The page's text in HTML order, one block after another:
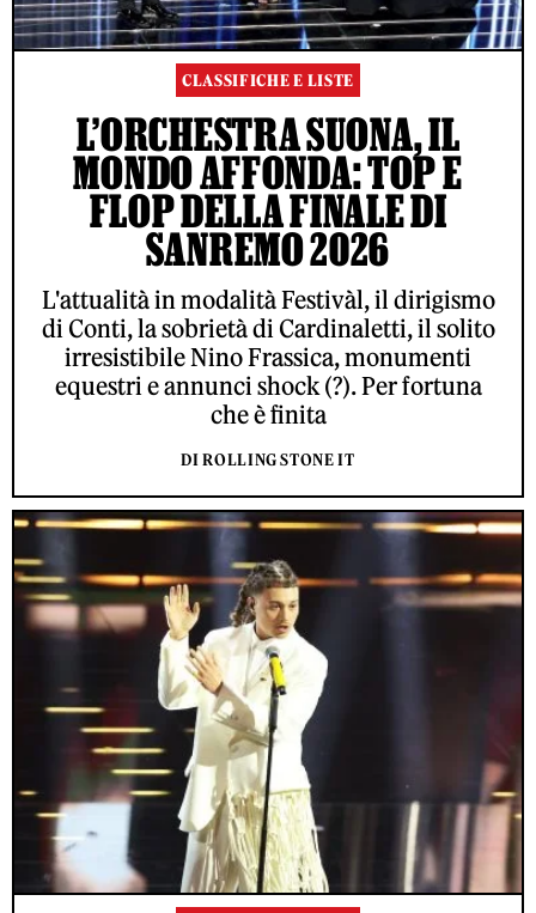
CLASSIFICHE E LISTE
L’ORCHESTRA SUONA, IL
MONDO AFFONDA: TOP E
FLOP DELLA FINALE DI
SANREMO 2026
L'attualità in modalità Festivàl, il dirigismo
di Conti, la sobrietà di Cardinaletti, il solito
irresistibile Nino Frassica, monumenti
equestri e annunci shock (?). Per fortuna
che è finita
DI ROLLING STONE IT